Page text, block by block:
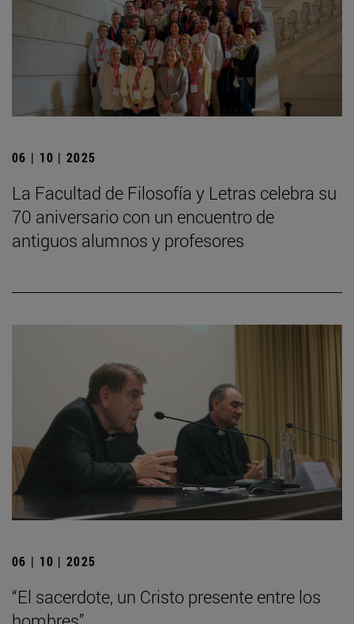
06 | 10 | 2025
La Facultad de Filosofía y Letras celebra su
70 aniversario con un encuentro de
antiguos alumnos y profesores
06 | 10 | 2025
“El sacerdote, un Cristo presente entre los